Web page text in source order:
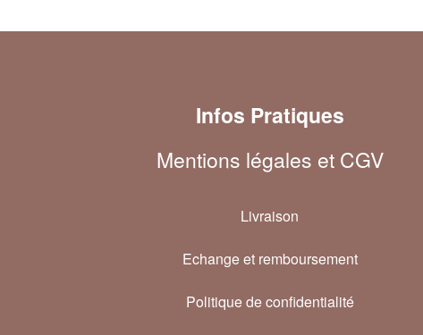
Infos Pratiques
Mentions légales et CGV
Livraison
Echange et remboursement
Politique de confidentialité